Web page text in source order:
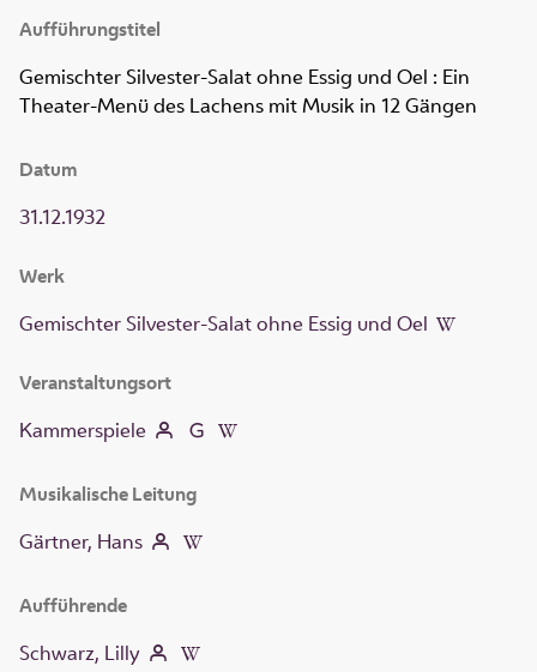
Aufführungstitel
Gemischter Silvester-Salat ohne Essig und Oel : Ein
Theater-Menü des Lachens mit Musik in 12 Gängen
Musikalische Leitung
Gärtner, Hans
Veranstaltungsort
Kammerspiele
Aufführende
Schwarz, Lilly
Datum
31.12.1932
Werk
Gemischter Silvester-Salat ohne Essig und Oel